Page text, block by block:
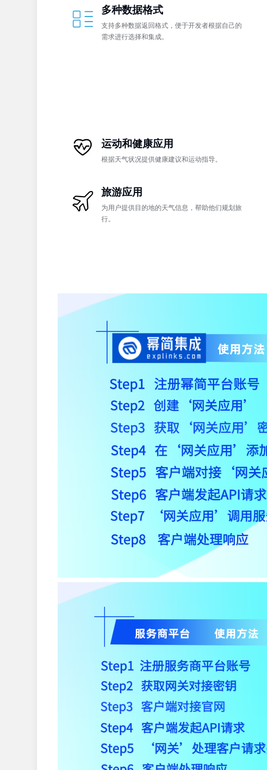
多种数据格式
支持多种数据返回格式，便于开发者根据自己的
需求进行选择和集成。
运动和健康应用
根据天气状况提供健康建议和运动指导。
旅游应用
为用户提供目的地的天气信息，帮助他们规划旅
行。